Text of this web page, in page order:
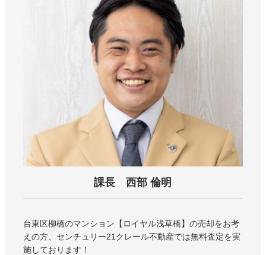
課長 西部 倫明
台東区柳橋のマンション ロイヤル浅草橋
の売却をお考
えの方、センチュリー21クレール不動産では無料査定を実
施しております！